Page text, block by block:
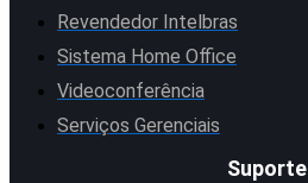
Revendedor Intelbras
Sistema Home Office
Videoconferência
Serviços Gerenciais
Suporte